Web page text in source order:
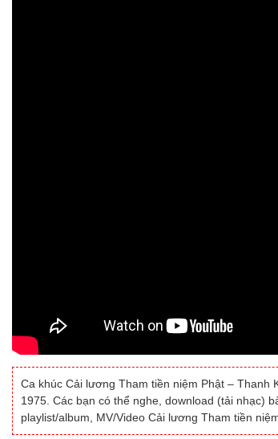
Ca khúc Cải lương Tham tiền niệm Phật –
1975. Các bạn có thể nghe, download (tải nhạc)
playlist/album, MV/Video Cải lương Tham tiền